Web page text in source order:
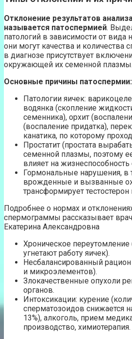
Отклонение результатов
называется патоспермией.
патологий в зависимости от вида
они могут качества и количества
в диагнозе присутствует
окружающей их семенной плазмы.
Основные причины патоспермии:
Патологии яичек:
водянка (скопление
семенника), орхит
(воспаление придатка),
канатика, по которому
Простатит (простата
семенной плазмы, поэтому
влияет на
Гормональные нарушения, в
врожденные и вызванные
трансформирует тестостерон
Подробнее о нормах и
спермограммы рассказывает
Екатерина Александровна
Хроническое
угнетают работу яичек).
Несбалансированный
и микроэлементов).
Злокачественные опухоли
органов.
Интоксикации: курение
сперматозоидов снижается
13%), алкоголь, прием
производство, химиотерапия.